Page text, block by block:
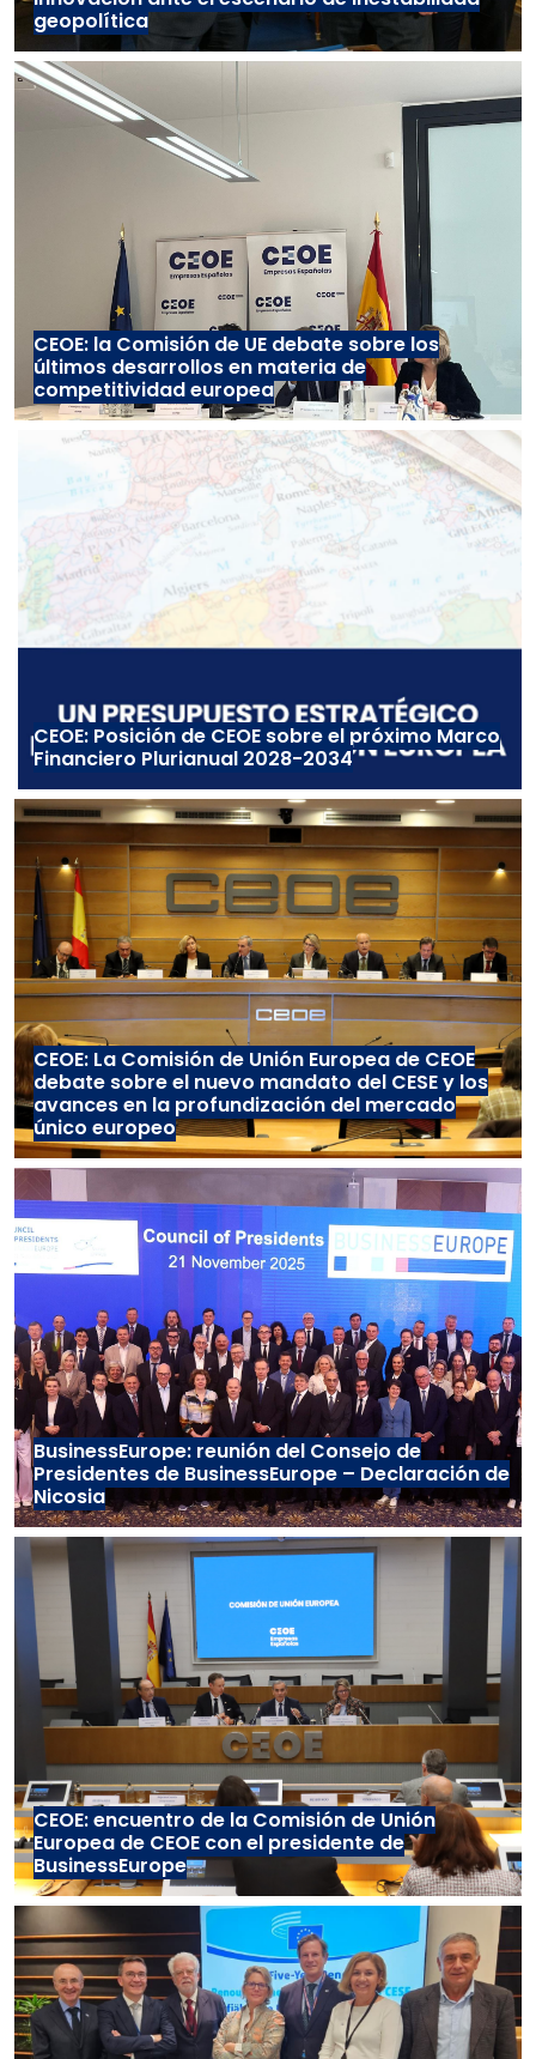
geopolítica
CEOE: la Comisión de UE debate sobre los
últimos desarrollos en materia de
competitividad europea
CEOE: Posición de CEOE sobre el próximo Marco
Financiero Plurianual 2028-2034
CEOE: La Comisión de Unión Europea de CEOE
debate sobre el nuevo mandato del CESE y los
avances en la profundización del mercado
único europeo
BusinessEurope: reunión del Consejo de
Presidentes de BusinessEurope – Declaración de
Nicosia
CEOE: encuentro de la Comisión de Unión
Europea de CEOE con el presidente de
BusinessEurope